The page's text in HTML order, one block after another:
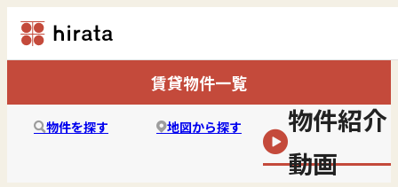
賃貸物件一覧
物件を探す 地図から探す
物件紹介
動画